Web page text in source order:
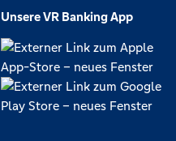
Unsere VR Banking App